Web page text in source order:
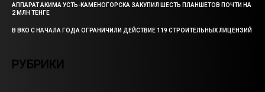
АППАРАТ АКИМА УСТЬ-КАМЕНОГОРСКА ЗАКУПИЛ ШЕСТЬ ПЛАНШЕТОВ ПОЧТИ НА
2 МЛН ТЕНГЕ
В ВКО С НАЧАЛА ГОДА ОГРАНИЧИЛИ ДЕЙСТВИЕ 119 СТРОИТЕЛЬНЫХ ЛИЦЕНЗИЙ
РУБРИКИ